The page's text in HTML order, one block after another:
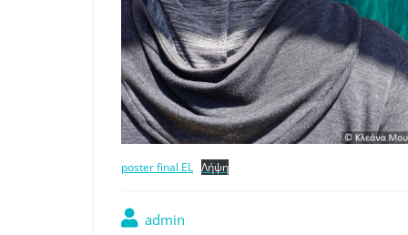
poster final EL Λήψη
admin